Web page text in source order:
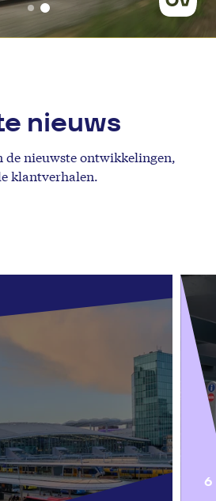
nieuws
de nieuwste ontwikkelingen,
klantverhalen.
6